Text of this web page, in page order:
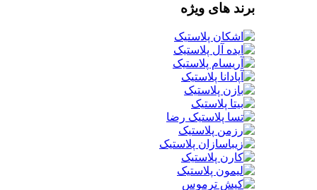
برند های ویژه